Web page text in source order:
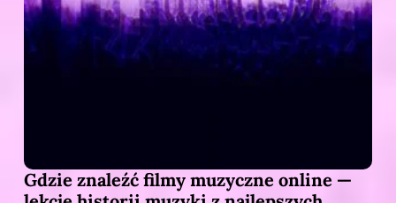
Gdzie znaleźć filmy muzyczne online —